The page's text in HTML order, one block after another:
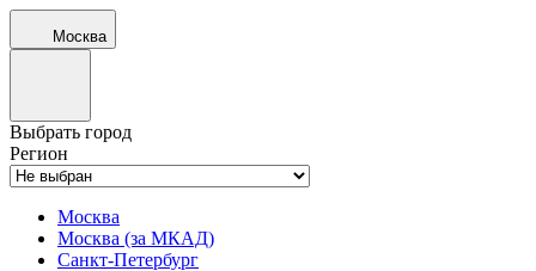
Москва
Выбрать город
Регион
Москва
Москва (за МКАД)
Санкт-Петербург